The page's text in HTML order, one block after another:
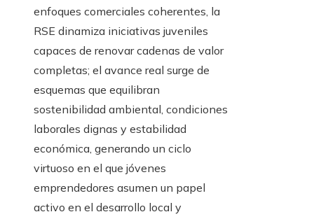
enfoques comerciales coherentes, la
RSE dinamiza iniciativas juveniles
capaces de renovar cadenas de valor
completas; el avance real surge de
esquemas que equilibran
sostenibilidad ambiental, condiciones
laborales dignas y estabilidad
económica, generando un ciclo
virtuoso en el que jóvenes
emprendedores asumen un papel
activo en el desarrollo local y